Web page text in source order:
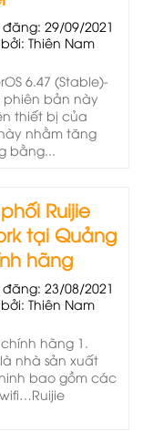
29/09/2021
Thiên Nam
6.47 (Stable)-
phiên bản này
thiết bị của
này nhằm tăng
Ruijie
tại Quảng
hãng
23/08/2021
Thiên Nam
hãng 1.
nhà sản xuất
bao gồm các